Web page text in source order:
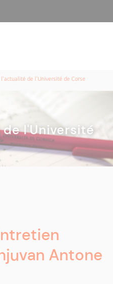
l'actualité de l'Université de Corse
l'Université
Antone